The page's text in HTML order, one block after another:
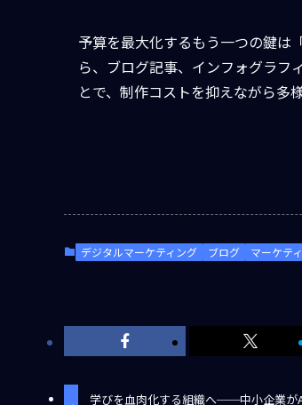
予算を最大化するもう一つの鍵は
ら、ブログ記事、インフォグラフ
とで、制作コストを抑えながら多
デジタルマーケティング ブログ マーケテ
学びを血肉化する組織へ──中小企業が